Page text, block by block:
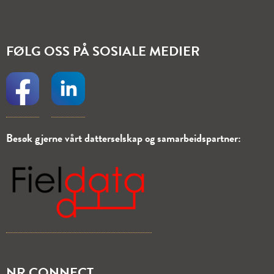
FØLG OSS PÅ SOSIALE MEDIER
Besøk gjerne vårtdatterselskapogsamarbeidspartner: